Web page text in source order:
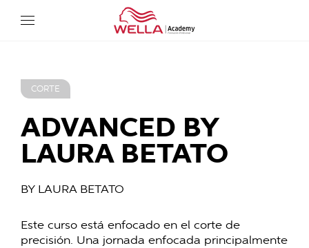
Wella Academy
CORTE
ADVANCED BY
LAURA BETATO
BY LAURA BETATO
Este curso está enfocado en el corte de
precisión. Una jornada enfocada principalmente